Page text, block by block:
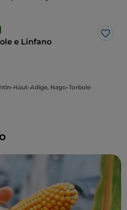
e Linfano
Haut-Adige, Nago-Torbole